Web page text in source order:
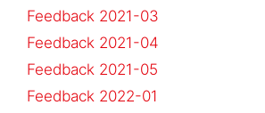
Feedback 2021-03
Feedback 2021-04
Feedback 2021-05
Feedback 2022-01